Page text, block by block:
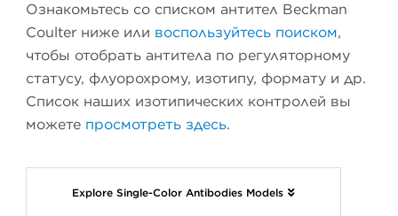
Ознакомьтесь со списком антител Beckman
Coulter ниже или воспользуйтесь поиском,
чтобы отобрать антитела по регуляторному
статусу, флуорохрому, изотипу, формату и др.
Список наших изотипических контролей вы
можете просмотреть здесь.
Explore Single-Color Antibodies Models